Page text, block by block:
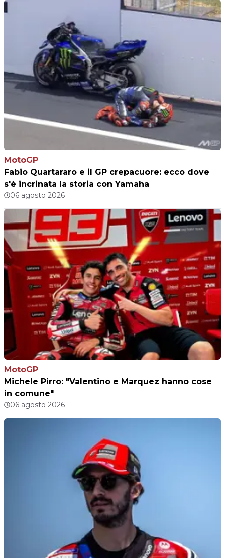
MotoGP
Fabio Quartararo e il GP crepacuore: ecco dove
s'è incrinata la storia con Yamaha
06 agosto 2026
MotoGP
Michele Pirro: "Valentino e Marquez hanno cose
in comune"
06 agosto 2026